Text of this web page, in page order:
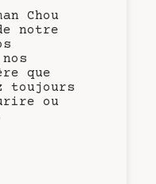
Chou
notre
que
toujours
ou